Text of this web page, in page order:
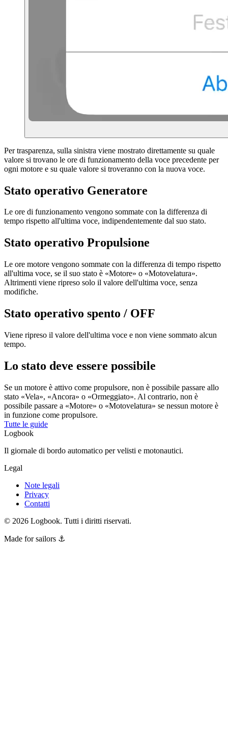
Per trasparenza, sulla sinistra viene mostrato direttamente su quale
valore si trovano le ore di funzionamento della voce precedente per
ogni motore e su quale valore si troveranno con la nuova voce.
Stato operativo Generatore
Le ore di funzionamento vengono sommate con la differenza di
tempo rispetto all'ultima voce, indipendentemente dal suo stato.
Stato operativo Propulsione
Le ore motore vengono sommate con la differenza di tempo rispetto
all'ultima voce, se il suo stato è «Motore» o «Motovelatura».
Altrimenti viene ripreso solo il valore dell'ultima voce, senza
modifiche.
Stato operativo spento / OFF
Viene ripreso il valore dell'ultima voce e non viene sommato alcun
tempo.
Lo stato deve essere possibile
Se un motore è attivo come propulsore, non è possibile passare allo
stato «Vela», «Ancora» o «Ormeggiato». Al contrario, non è
possibile passare a «Motore» o «Motovelatura» se nessun motore è
in funzione come propulsore.
Tutte le guide
Logbook
Il giornale di bordo automatico per velisti e motonautici.
Legal
Note legali
Privacy
Contatti
© 2026 Logbook. Tutti i diritti riservati.
Made for sailors ⚓